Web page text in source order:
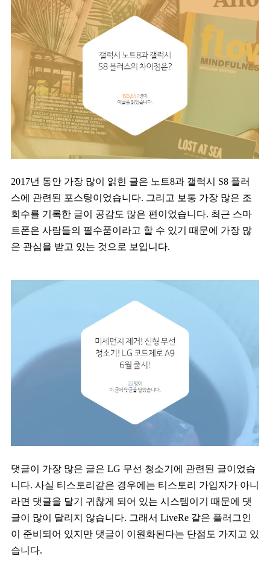
2017년 동안 가장 많이 읽힌 글은 노트8과 갤럭시 S8 플러
스에 관련된 포스팅이었습니다. 그리고 보통 가장 많은 조
회수를 기록한 글이 공감도 많은 편이었습니다. 최근 스마
트폰은 사람들의 필수품이라고 할 수 있기 때문에 가장 많
은 관심을 받고 있는 것으로 보입니다.
댓글이 가장 많은 글은 LG 무선 청소기에 관련된 글이었습
니다. 사실 티스토리같은 경우에는 티스토리 가입자가 아니
라면 댓글을 달기 귀찮게 되어 있는 시스템이기 때문에 댓
글이 많이 달리지 않습니다. 그래서 LiveRe 같은 플러그인
이 준비되어 있지만 댓글이 이원화된다는 단점도 가지고 있
습니다.